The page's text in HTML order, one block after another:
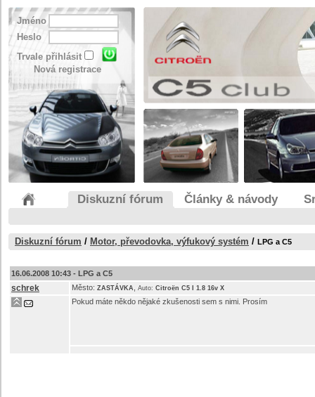
Jméno
Heslo
Trvale přihlásit
Nová registrace
Diskuzní fórum Články & návody
Diskuzní fórum / Motor, převodovka, výfukový systém / LPG a C5
16.06.2008 10:43 - LPG a C5
schrek Město: ZASTÁVKA Auto: Citroën C5 I 1.8 16v X
Pokud máte někdo nějaké zkušenosti sem s nimi. Prosím